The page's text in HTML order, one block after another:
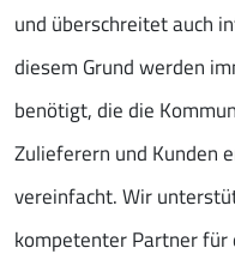
und überschreitet auch
diesem Grund werden
benötigt, die die
Zulieferern und Kunden
vereinfacht. Wir
kompetenter Partner für